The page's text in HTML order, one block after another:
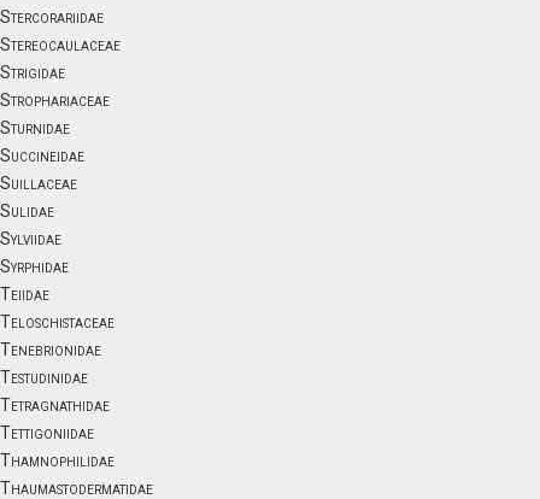
Stercorariidae
Stereocaulaceae
Strigidae
Strophariaceae
Sturnidae
Succineidae
Suillaceae
Sulidae
Sylviidae
Syrphidae
Teiidae
Teloschistaceae
Tenebrionidae
Testudinidae
Tetragnathidae
Tettigoniidae
Thamnophilidae
Thaumastodermatidae